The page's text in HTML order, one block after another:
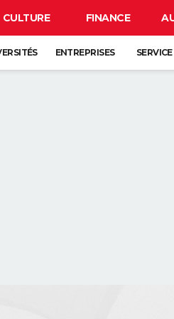
CULTURE FINANCE
ENTREPRISES